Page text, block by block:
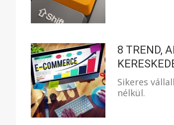
8 TREND,
Sikeres
nélkül.